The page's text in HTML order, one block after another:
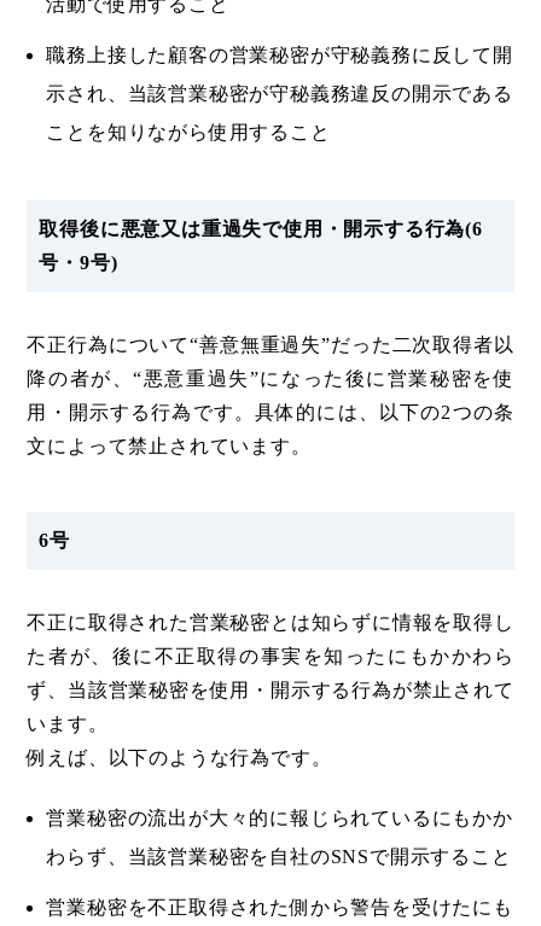
活動で使用すること
職務上接した顧客の営業秘密が守秘義務に反して開
示され、当該営業秘密が守秘義務違反の開示である
ことを知りながら使用すること
取得後に悪意又は重過失で使用・開示する行為(6
号・9号)
不正行為について“善意無重過失”だった二次取得者以
降の者が、“悪意重過失”になった後に営業秘密を使
用・開示する行為です。具体的には、以下の2つの条
文によって禁止されています。
6号
不正に取得された営業秘密とは知らずに情報を取得し
た者が、後に不正取得の事実を知ったにもかかわら
ず、当該営業秘密を使用・開示する行為が禁止されて
います。
例えば、以下のような行為です。
営業秘密の流出が大々的に報じられているにもかか
わらず、当該営業秘密を自社のSNSで開示すること
営業秘密を不正取得された側から警告を受けたにも